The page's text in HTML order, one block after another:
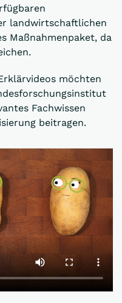
landwirtschaftlichen
Maßnahmenpaket, da
möchten
Fachwissen
beitragen.